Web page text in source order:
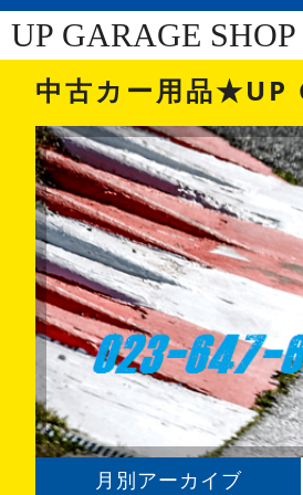
UP GARAGE
中古カー用品★UP
月別アーカイブ